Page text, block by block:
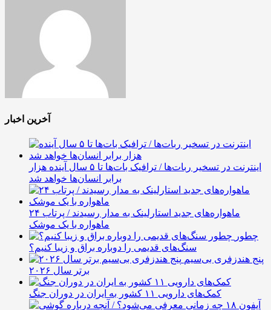
آخرین اخبار
اینترنت در تسخیر ربات‌ها / ترافیک بات‌ها تا ۵ سال آینده هزار
برابر انسان‌ها خواهد شد
ماهواره‌های جدید استارلینک به مدار رسیدند / پرتاب ۲۴
ماهواره با یک موشک
چطور
سنگ‌های قدیمی را دوباره براق و زیبا کنیم؟
پنج هندزفری بی‌سیم
برتر سال ۲۰۲۶
کمک‌های دارویی ۱۱ کشور به ایران در دوران جنگ